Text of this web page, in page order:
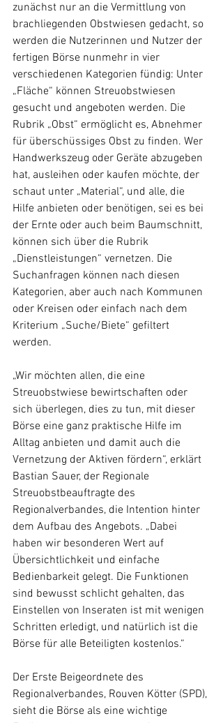
zunächst nur an die Vermittlung von
brachliegenden Obstwiesen gedacht, so
werden die Nutzerinnen und Nutzer der
fertigen Börse nunmehr in vier
verschiedenen Kategorien fündig: Unter
„Fläche“ können Streuobstwiesen
gesucht und angeboten werden. Die
Rubrik „Obst“ ermöglicht es, Abnehmer
für überschüssiges Obst zu finden. Wer
Handwerkszeug oder Geräte abzugeben
hat, ausleihen oder kaufen möchte, der
schaut unter „Material“, und alle, die
Hilfe anbieten oder benötigen, sei es bei
der Ernte oder auch beim Baumschnitt,
können sich über die Rubrik
„Dienstleistungen“ vernetzen. Die
Suchanfragen können nach diesen
Kategorien, aber auch nach Kommunen
oder Kreisen oder einfach nach dem
Kriterium „Suche/Biete“ gefiltert
werden.
„Wir möchten allen, die eine
Streuobstwiese bewirtschaften oder
sich überlegen, dies zu tun, mit dieser
Börse eine ganz praktische Hilfe im
Alltag anbieten und damit auch die
Vernetzung der Aktiven fördern“, erklärt
Bastian Sauer, der Regionale
Streuobstbeauftragte des
Regionalverbandes, die Intention hinter
dem Aufbau des Angebots. „Dabei
haben wir besonderen Wert auf
Übersichtlichkeit und einfache
Bedienbarkeit gelegt. Die Funktionen
sind bewusst schlicht gehalten, das
Einstellen von Inseraten ist mit wenigen
Schritten erledigt, und natürlich ist die
Börse für alle Beteiligten kostenlos.“
Der Erste Beigeordnete des
Regionalverbandes, Rouven Kötter (SPD),
sieht die Börse als eine wichtige